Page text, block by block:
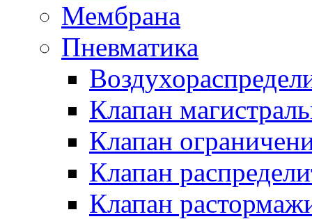
Мембрана
Пневматика
Клапан
Клапан
Клапан
Клапан